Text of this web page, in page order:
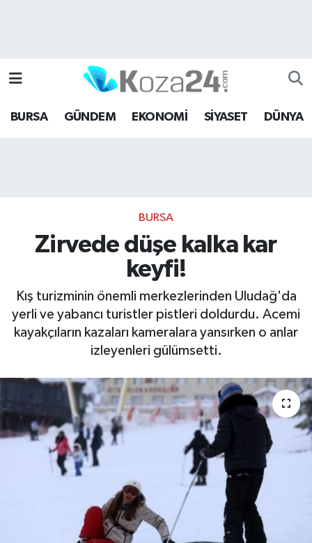
BURSA GÜNDEM EKONOMİ SİYASET DÜNYA
BURSA
Zirvede düşe kalka kar
keyfi!
Kış turizminin önemli merkezlerinden Uludağ'da
yerli ve yabancı turistler pistleri doldurdu. Acemi
kayakçıların kazaları kameralara yansırken o anlar
izleyenleri gülümsetti.
Bursa Hava Durumu
Bursa Namaz Vakitleri
Son Dakika Haberleri
Haber Arşivi